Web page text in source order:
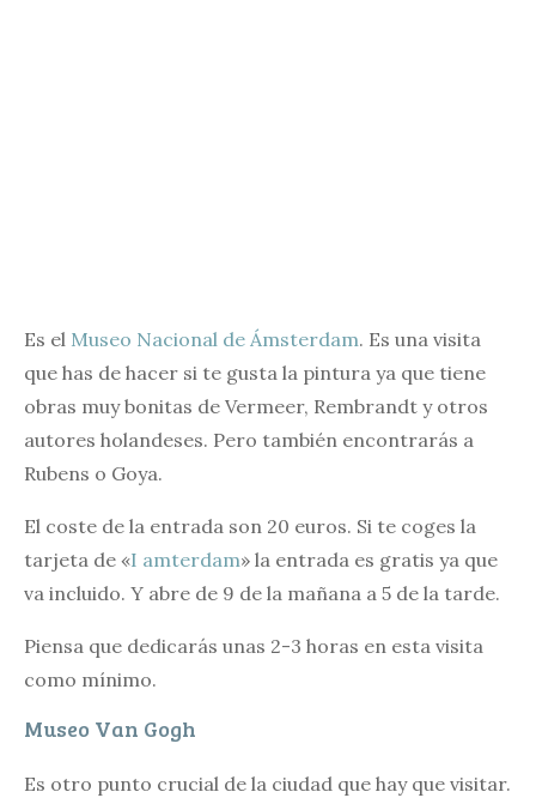
Es el Museo Nacional de Ámsterdam. Es una visita
que has de hacer si te gusta la pintura ya que tiene
obras muy bonitas de Vermeer, Rembrandt y otros
autores holandeses. Pero también encontrarás a
Rubens o Goya.
El coste de la entrada son 20 euros. Si te coges la
tarjeta de «I amterdam» la entrada es gratis ya que
va incluido. Y abre de 9 de la mañana a 5 de la tarde.
Piensa que dedicarás unas 2-3 horas en esta visita
como mínimo.
Museo Van Gogh
Es otro punto crucial de la ciudad que hay que visitar.